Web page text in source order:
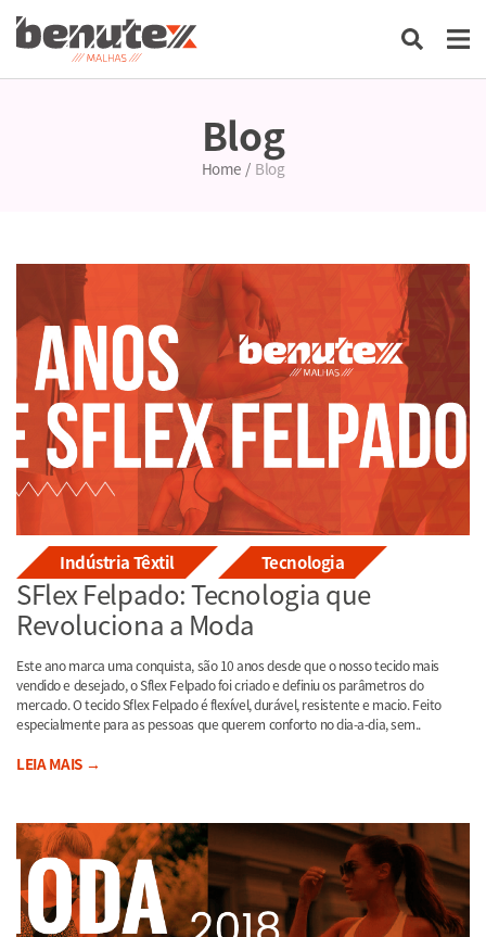
Blog
Home / Blog
Indústria Têxtil Tecnologia
SFlex Felpado: Tecnologia que
Revoluciona a Moda
Este ano marca uma conquista, são 10 anos desde que o nosso tecido mais
vendido e desejado, o Sflex Felpado foi criado e definiu os parâmetros do
mercado. O tecido Sflex Felpado é flexível, durável, resistente e macio. Feito
especialmente para as pessoas que querem conforto no dia-a-dia, sem..
LEIA MAIS →